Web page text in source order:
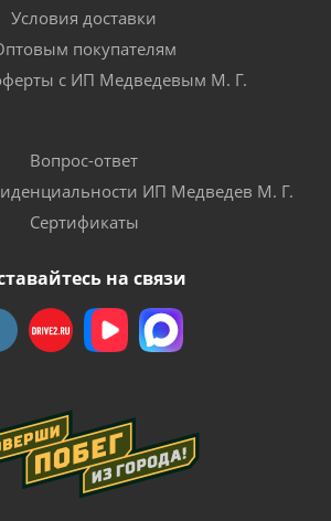
Условия доставки
покупателям
с ИП Медведевым М. Г.
Вопрос-ответ
ИП Медведев М. Г.
Сертификаты
на связи